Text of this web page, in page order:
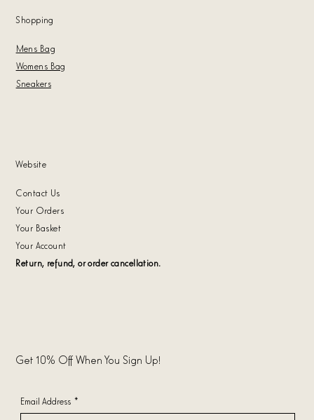
Shopping
Mens Bag
Womens Bag
Sneakers
Website
Contact Us
Your Orders
Your Basket
Your Account
Return, refund, or order cancellation.
Get 10% Off When You Sign Up!
Email Address *